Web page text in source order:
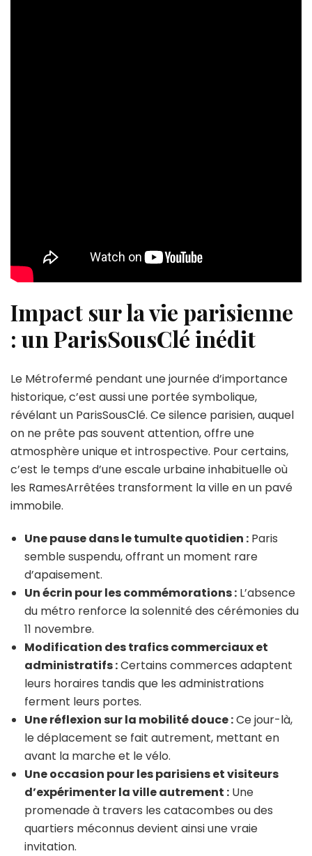
Impact sur la vie parisienne
: un ParisSousClé inédit
Le Métrofermé pendant une journée d’importance
historique, c’est aussi une portée symbolique,
révélant un ParisSousClé. Ce silence parisien, auquel
on ne prête pas souvent attention, offre une
atmosphère unique et introspective. Pour certains,
c’est le temps d’une escale urbaine inhabituelle où
les RamesArrêtées transforment la ville en un pavé
immobile.
Une pause dans le tumulte quotidien : Paris
semble suspendu, offrant un moment rare
d’apaisement.
Un écrin pour les commémorations : L’absence
du métro renforce la solennité des cérémonies du
11 novembre.
Modification des trafics commerciaux et
administratifs :Certains commerces adaptent
leurs horaires tandis que les administrations
ferment leurs portes.
Une réflexion sur la mobilité douce :Ce jour-là,
le déplacement se fait autrement, mettant en
avant la marche et le vélo.
Une occasion pour les parisiens et visiteurs
d’expérimenter la ville autrement : Une
promenade à travers les catacombes ou des
quartiers méconnus devient ainsi une vraie
invitation.